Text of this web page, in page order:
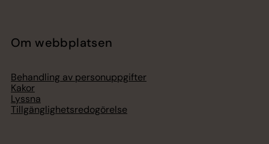
Om webbplatsen
Behandling av personuppgifter
Kakor
Lyssna
Tillgänglighetsredogörelse